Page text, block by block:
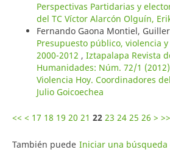
Perspectivas Partidarias y
del TC Víctor Alarcón Olguín,
Fernando Gaona Montiel,
Presupuesto público, violencia
2000-2012 , Iztapalapa Revista
Humanidades: Núm. 72/1
Violencia Hoy. Coordinadores
Julio Goicoechea
<< < 17 18 19 20 21 22 23 24 25 26 > >>
También puede Iniciar una